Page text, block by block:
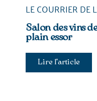
LE COURRIER DE
Salon des vins
plain essor
Lire l'article